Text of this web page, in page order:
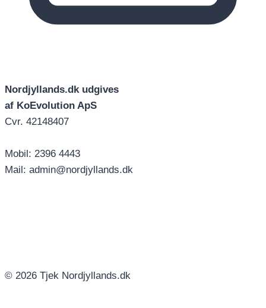
Nordjyllands.dk udgives
af KoEvolution ApS
Cvr. 42148407
Mobil: 2396 4443
Mail: admin@nordjyllands.dk
© 2026 Tjek Nordjyllands.dk